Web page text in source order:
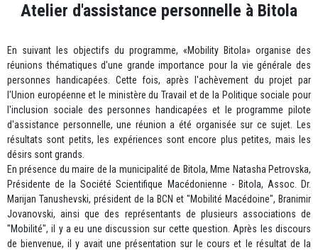
Atelier d'assistance personnelle à Bitola
En suivant les objectifs du programme, «Mobility Bitola» organise des
réunions thématiques d'une grande importance pour la vie générale des
personnes handicapées. Cette fois, après l'achèvement du projet par
l'Union européenne et le ministère du Travail et de la Politique sociale pour
l'inclusion sociale des personnes handicapées et le programme pilote
d'assistance personnelle, une réunion a été organisée sur ce sujet. Les
résultats sont petits, les expériences sont encore plus petites, mais les
désirs sont grands.
En présence du maire de la municipalité de Bitola, Mme Natasha Petrovska,
Présidente de la Société Scientifique Macédonienne - Bitola, Assoc. Dr.
Marijan Tanushevski, président de la BCN et "Mobilité Macédoine", Branimir
Jovanovski, ainsi que des représentants de plusieurs associations de
"Mobilité", il y a eu une discussion sur cette question. Après les discours
de bienvenue, il y avait une présentation sur le cours et le résultat de la